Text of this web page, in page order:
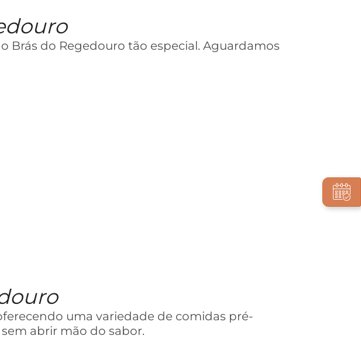
do Regedouro tão especial. Aguardamos
uma variedade de comidas pré-
abrir mão do sabor.